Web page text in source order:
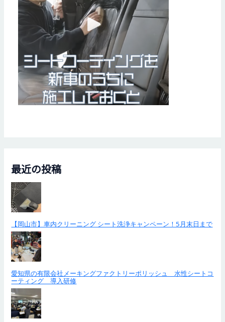
最近の投稿
【岡山市】車内クリーニング シート洗浄キャンペーン！5月末日まで
愛知県の有限会社メーキングファクトリーポリッシュ 水性シートコ
ーティング 導入研修